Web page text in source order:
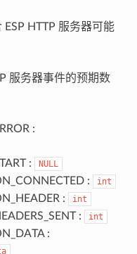
ESP HTTP 服务器可能
服务器事件的预期数
:
: NULL
: int
: int
: int
: